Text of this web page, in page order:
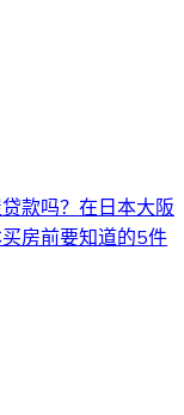
款吗？ 在日本大阪
房前要知道的5件